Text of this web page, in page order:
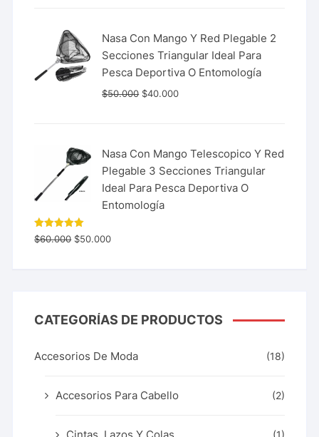
Nasa Con Mango Y Red Plegable 2
Secciones Triangular Ideal Para
Pesca Deportiva O Entomología
$50.000 $40.000
Nasa Con Mango Telescopico Y Red
Plegable 3 Secciones Triangular
Ideal Para Pesca Deportiva O
Entomología
Valorado
con 5.00
$60.000 $50.000
CATEGORÍAS DE PRODUCTOS
Accesorios De Moda (18)
Accesorios Para Cabello (2)